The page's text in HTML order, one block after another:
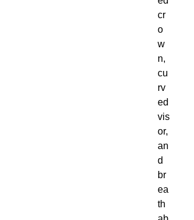
cr
o
w
n,
cu
rv
ed
vis
or,
an
d
br
ea
th